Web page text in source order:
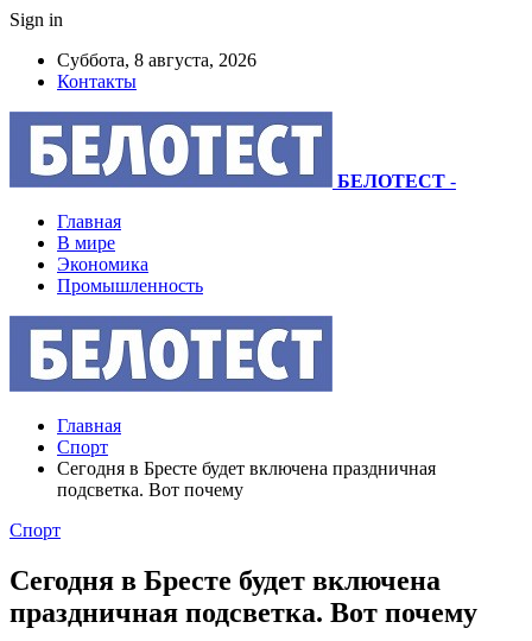
Sign in
Суббота, 8 августа, 2026
Контакты
БЕЛОТЕСТ -
Главная
В мире
Экономика
Промышленность
Главная
Спорт
Сегодня в Бресте будет включена праздничная
подсветка. Вот почему
Спорт
Сегодня в Бресте будет включена
праздничная подсветка. Вот почему